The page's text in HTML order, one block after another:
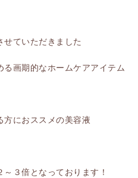
せていただきました
画期的なホームケアアイテム
方におススメの美容液
３倍となっております！